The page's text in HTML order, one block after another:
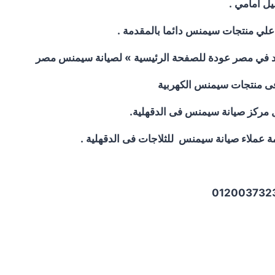
امامي .
منتجات سيمنس دائما بالمقدمة .
في مصر عودة للصفحة الرئيسية » لصيانة سيمنس مصر
منتجات سيمنس الكهربية
مركز صيانة سيمنس فى الدقهلية.
عملاء صيانة سيمنس للثلاجات فى الدقهلية .